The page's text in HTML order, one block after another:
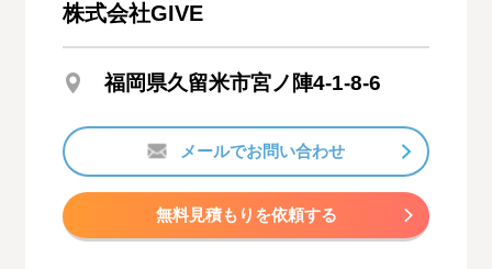
株式会社GIVE
福岡県久留米市宮ノ陣4-1-8-6
メールでお問い合わせ
無料見積もりを依頼する